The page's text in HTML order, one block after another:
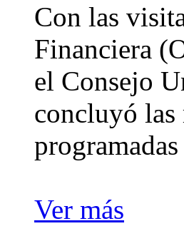
Con las
Financiera
el Consejo
concluyó las
Ver más